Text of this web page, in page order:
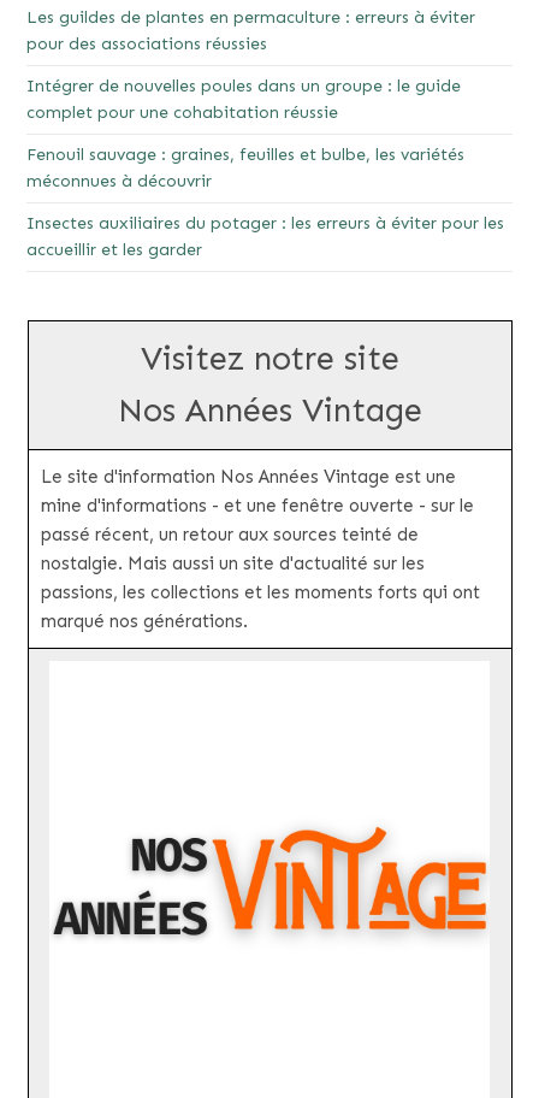
Les guildes de plantes en permaculture : erreurs à éviter
pour des associations réussies
Intégrer de nouvelles poules dans un groupe : le guide
complet pour une cohabitation réussie
Fenouil sauvage : graines, feuilles et bulbe, les variétés
méconnues à découvrir
Insectes auxiliaires du potager : les erreurs à éviter pour les
accueillir et les garder
Visitez notre site
Nos Années Vintage
Le site d'information Nos Années Vintage est une
mine d'informations - et une fenêtre ouverte - sur le
passé récent, un retour aux sources teinté de
nostalgie. Mais aussi un site d'actualité sur les
passions, les collections et les moments forts qui ont
marqué nos générations.